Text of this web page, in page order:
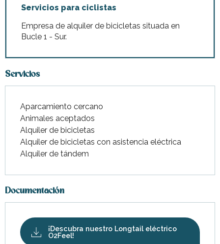
Servicios para ciclistas
Empresa de alquiler de bicicletas situada en
Bucle 1 - Sur.
Servicios
Aparcamiento cercano
Animales aceptados
Alquiler de bicicletas
Alquiler de bicicletas con asistencia eléctrica
Alquiler de tándem
Documentación
¡Descubra nuestro Longtail eléctrico
O2Feel!